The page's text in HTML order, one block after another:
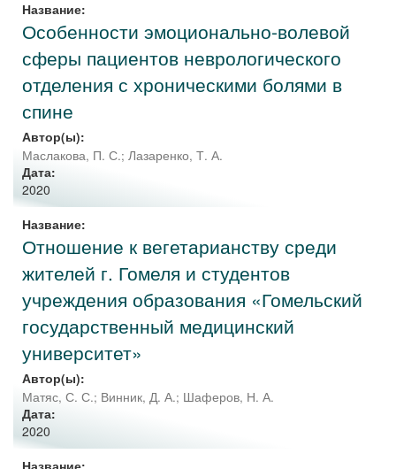
Название:
Особенности эмоционально-волевой
сферы пациентов неврологического
отделения с хроническими болями в
спине
Автор(ы):
Маслакова, П. С.; Лазаренко, Т. А.
Дата:
2020
Название:
Отношение к вегетарианству среди
жителей г. Гомеля и студентов
учреждения образования «Гомельский
государственный медицинский
университет»
Автор(ы):
Матяс, С. С.; Винник, Д. А.; Шаферов, Н. А.
Дата:
2020